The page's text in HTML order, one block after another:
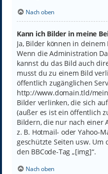
Nach oben
Kann ich Bilder in meine
Ja, Bilder können in
Wenn die Administration
kannst du das Bild auch
musst du zu einem Bild
öffentlich zugänglichen
http://www.domain.tld/
Bilder verlinken, die sich
(außer es ist ein öffentlich
Bildern, die nur nach einer
z. B. Hotmail- oder Yahoo-
geschützte Seiten usw. Um
den BBCode-Tag „[img]“.
Nach oben